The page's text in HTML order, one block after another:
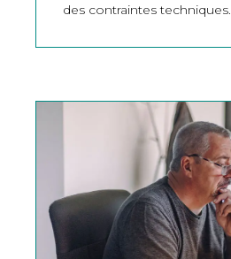
des contraintes techniques.